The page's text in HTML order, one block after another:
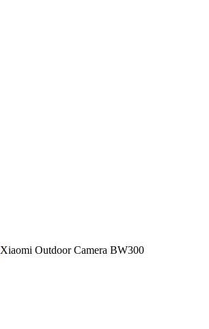
Xiaomi Outdoor Camera BW300